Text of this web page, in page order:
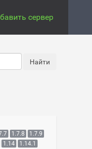
сервер
1.7.8
1.7.9
1.14
1.14.1